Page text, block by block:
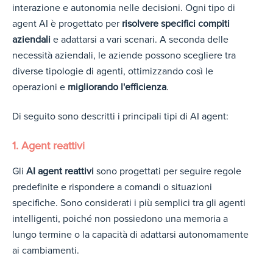
interazione e autonomia nelle decisioni. Ogni tipo di
agent AI è progettato per risolvere specifici compiti
aziendali e adattarsi a vari scenari. A seconda delle
necessità aziendali, le aziende possono scegliere tra
diverse tipologie di agenti, ottimizzando così le
operazioni e migliorando l'efficienza.
Di seguito sono descritti i principali tipi di AI agent:
1. Agent reattivi
Gli AI agent reattivi sono progettati per seguire regole
predefinite e rispondere a comandi o situazioni
specifiche. Sono considerati i più semplici tra gli agenti
intelligenti, poiché non possiedono una memoria a
lungo termine o la capacità di adattarsi autonomamente
ai cambiamenti.